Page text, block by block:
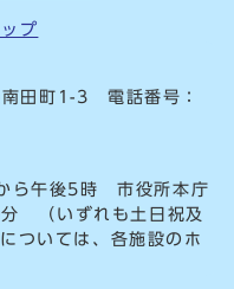
プ
田町1-3 電話番号：
ら午後5時 市役所本庁
（いずれも土日祝及
ついては、各施設のホ